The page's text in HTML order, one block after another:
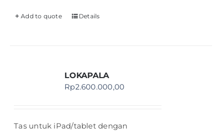
Add to quote Details
LOKAPALA
Rp2.600.000,00
Tas untuk iPad/tablet dengan